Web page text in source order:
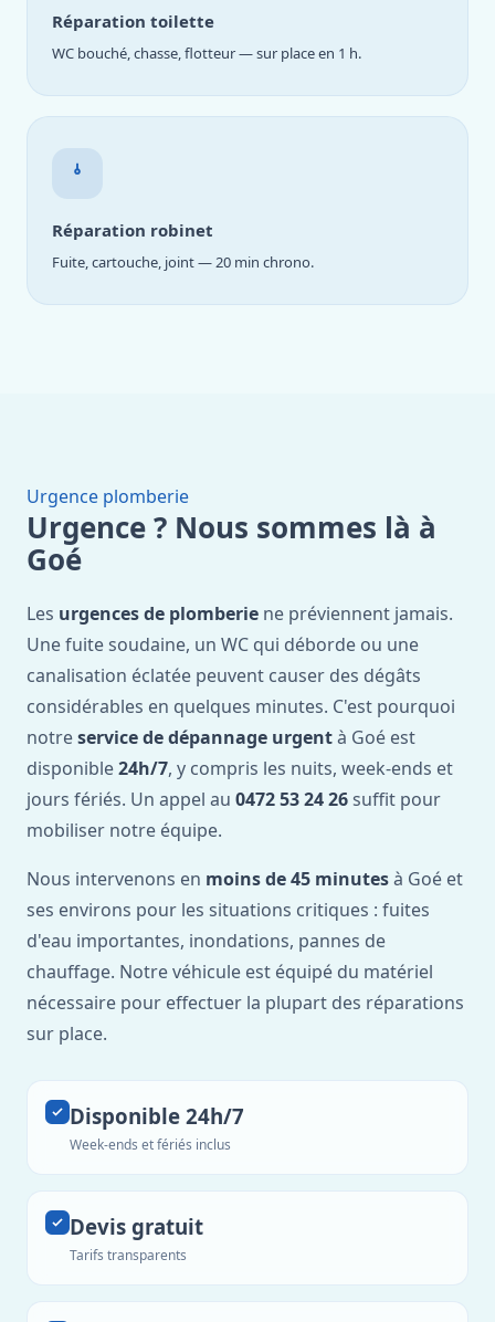
Réparation toilette
WC bouché, chasse, flotteur — sur place en 1 h.
Réparation robinet
Fuite, cartouche, joint — 20 min chrono.
Urgence plomberie
Urgence ? Nous sommes là à
Goé
Les urgences de plomberie ne préviennent jamais.
Une fuite soudaine, un WC qui déborde ou une
canalisation éclatée peuvent causer des dégâts
considérables en quelques minutes. C'est pourquoi
notreservice de dépannage urgentà Goé est
disponible24h/7, y compris les nuits, week-ends et
jours fériés. Un appel au 0472 53 24 26 suffit pour
mobiliser notre équipe.
Nous intervenons en moins de 45 minutesà Goé et
ses environs pour les situations critiques : fuites
d'eau importantes, inondations, pannes de
chauffage. Notre véhicule est équipé du matériel
nécessaire pour effectuer la plupart des réparations
sur place.
Disponible 24h/7
Week-ends et fériés inclus
Devis gratuit
Tarifs transparents